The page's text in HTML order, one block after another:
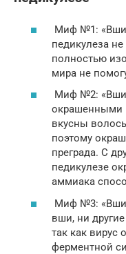
Миф №1: «Вши
педикулеза
полностью
мира не
Миф №2: «Вши
окрашенными
вкусны
поэтому
преграда. С
педикулезе
аммиака
Миф №3: «Вши
вши, ни
так как вирус
ферментной